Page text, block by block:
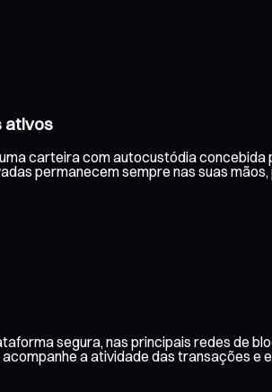
ativos
carteira com autocustódia
permanecem sempre nas suas
segura, nas principais redes de
a atividade das transações e